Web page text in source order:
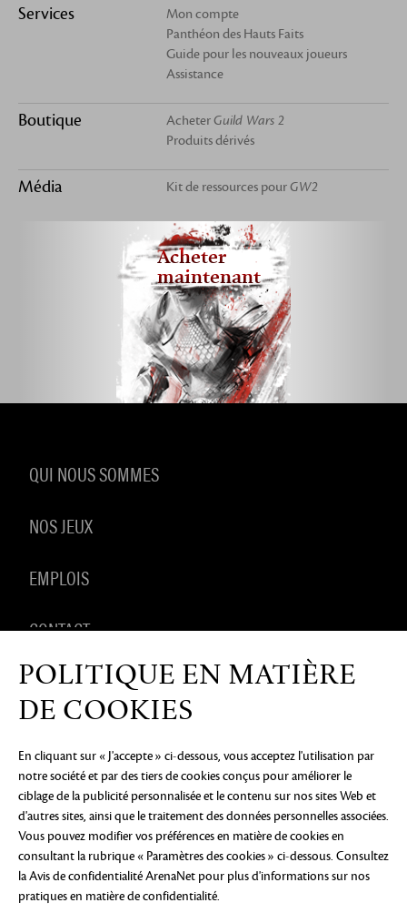
Services
Mon compte
Panthéon des Hauts Faits
Guide pour les nouveaux joueurs
Assistance
Boutique AcheterGuild Wars 2
Produits dérivés
Média Kit de ressources pourGW2
Acheter
maintenant
QUI NOUS SOMMES
NOS JEUX
EMPLOIS
CONTACT
PRODUITS DÉRIVÉS
AVIS DE CONFIDENTIALITÉ MENTIONS LÉGALES
PAS VENDRE OU PARTAGER MES INFORMATIONS
PERSONNELLES
PRÉFÉRENCES COOKIE
©2026 ArenaNet, LLC. Tous droits réservés. Toutes
les marques déposées sont la propriété de leurs
propriétaires respectifs.
POLITIQUE EN MATIÈRE
DE COOKIES
En cliquant sur « J'accepte » ci-dessous, vous acceptez l'utilisation par
notre société et par des tiers de cookies conçus pour améliorer le
ciblage de la publicité personnalisée et le contenu sur nos sites Web et
d'autres sites, ainsi que le traitement des données personnelles associées.
Vous pouvez modifier vos préférences en matière de cookies en
consultant la rubrique « Paramètres des cookies » ci-dessous. Consultez
la Avis de confidentialité ArenaNet pour plus d'informations sur nos
pratiques en matière de confidentialité.